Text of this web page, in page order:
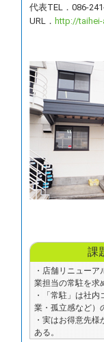
代表TEL．086-
URL． http://
課
・店舗リニュー
業担当の常駐を求
・「常駐」は社
業・孤立感など）
・実はお得意先
ある。